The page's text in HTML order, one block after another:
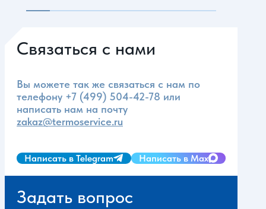
Связаться с нами
Вы можете так же связаться с нам по
телефону +7 (499) 504-42-78 или
написать нам на почту
zakaz@termoservice.ru
Написать в Telegram Написать в Max
Задать вопрос